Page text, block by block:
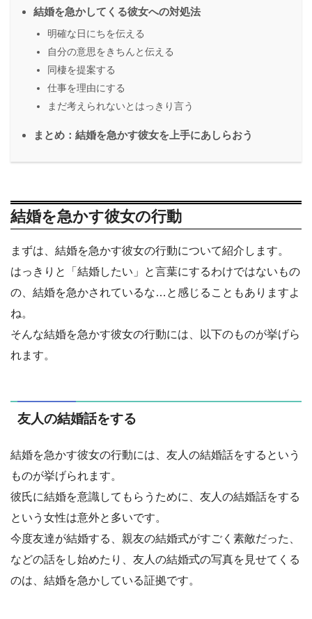
結婚を急かしてくる彼女への対処法
明確な日にちを伝える
自分の意思をきちんと伝える
同棲を提案する
仕事を理由にする
まだ考えられないとはっきり言う
まとめ：結婚を急かす彼女を上手にあしらおう
結婚を急かす彼女の行動
まずは、結婚を急かす彼女の行動について紹介します。
はっきりと「結婚したい」と言葉にするわけではないもの
の、結婚を急かされているな…と感じることもありますよ
ね。
そんな結婚を急かす彼女の行動には、以下のものが挙げら
れます。
友人の結婚話をする
結婚を急かす彼女の行動には、友人の結婚話をするという
ものが挙げられます。
彼氏に結婚を意識してもらうために、友人の結婚話をする
という女性は意外と多いです。
今度友達が結婚する、親友の結婚式がすごく素敵だった、
などの話をし始めたり、友人の結婚式の写真を見せてくる
のは、結婚を急かしている証拠です。